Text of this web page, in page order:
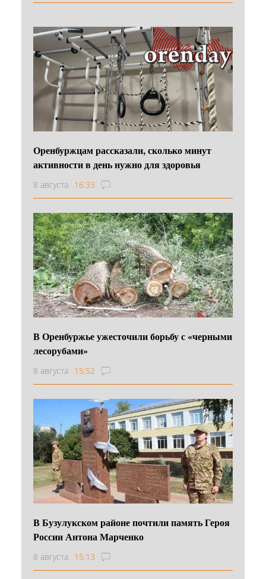
Оренбуржцам рассказали, сколько минут
активности в день нужно для здоровья
8 августа 16:33
В Оренбуржье ужесточили борьбу с «черными
лесорубами»
8 августа 15:52
В Бузулукском районе почтили память Героя
России Антона Марченко
8 августа 15:13